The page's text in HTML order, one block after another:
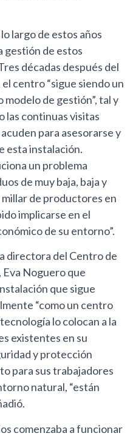
largo de estos años
gestión de estos
décadas después del
centro “sigue siendo un
de gestión”, tal y
las continuas visitas
para asesorarse y
esta instalación.
un problema
de muy baja, baja y
millar de productores en
implicarse en el
de su entorno”.
directora del Centro de
Noguero que
que sigue
“como un centro
lo colocan a la
existentes en su
y protección
para sus trabajadores
natural, “están
comenzaba a funcionar